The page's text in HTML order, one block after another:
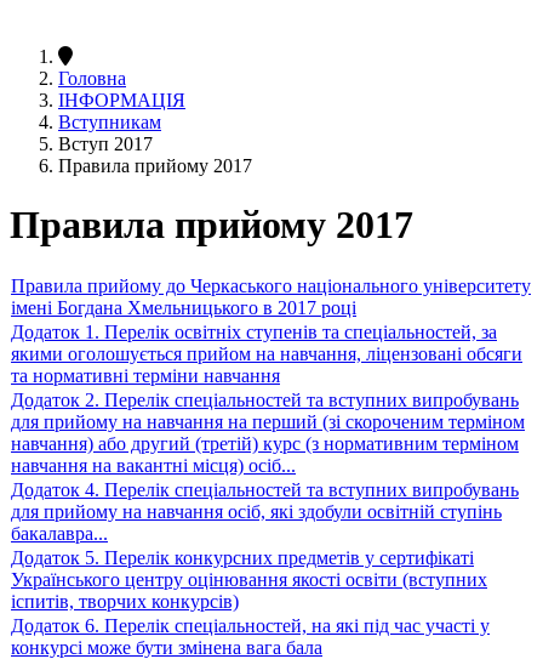
Головна
ІНФОРМАЦІЯ
Вступникам
Вступ 2017
Правила прийому 2017
Правила прийому 2017
Правила прийому до Черкаського національного університету
імені Богдана Хмельницького в 2017 році
Додаток 1. Перелік освітніх ступенів та спеціальностей, за
якими оголошується прийом на навчання, ліцензовані обсяги
та нормативні терміни навчання
Додаток 2. Перелік спеціальностей та вступних випробувань
для прийому на навчання на перший (зі скороченим терміном
навчання) або другий (третій) курс (з нормативним терміном
навчання на вакантні місця) осіб...
Додаток 4. Перелік спеціальностей та вступних випробувань
для прийому на навчання осіб, які здобули освітній ступінь
бакалавра...
Додаток 5. Перелік конкурсних предметів у сертифікаті
Українського центру оцінювання якості освіти (вступних
іспитів, творчих конкурсів)
Додаток 6. Перелік спеціальностей, на які під час участі у
конкурсі може бути змінена вага бала